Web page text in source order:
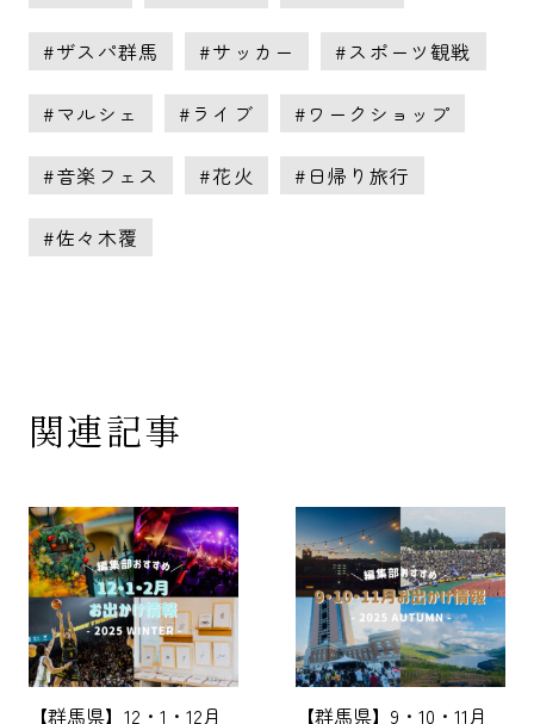
ザスパ群馬 サッカー スポーツ観戦
マルシェ ライブ ワークショップ
音楽フェス 花火 日帰り旅行
佐々木覆
関連記事
【群馬県】12・1・12月 【群馬県】9・10・11月